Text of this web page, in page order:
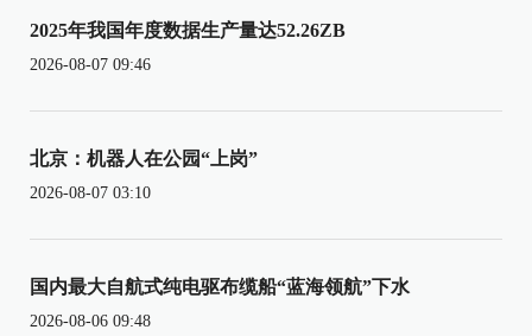
2025年我国年度数据生产量达52.26ZB
2026-08-07 09:46
北京：机器人在公园“上岗”
2026-08-07 03:10
国内最大自航式纯电驱布缆船“蓝海领航”下水
2026-08-06 09:48